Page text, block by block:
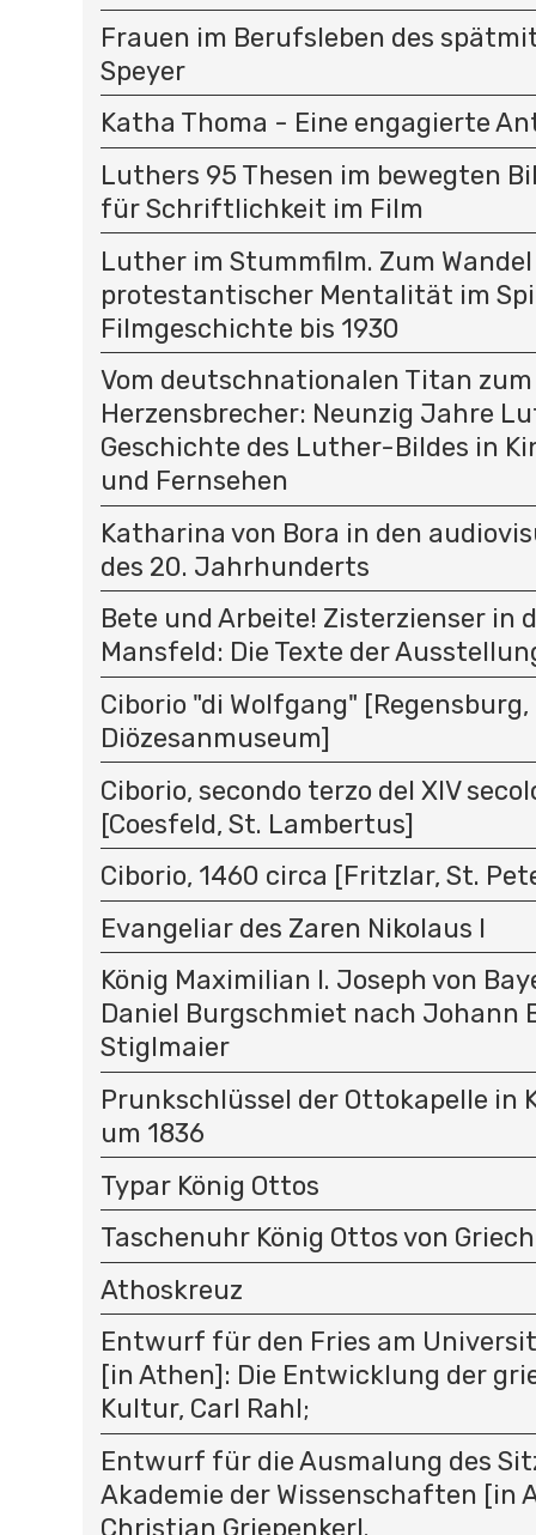
Frauen im Berufsleben des
Speyer
Katha Thoma - Eine engagierte
Luthers 95 Thesen im bewegten
für Schriftlichkeit im Film
Luther im Stummfilm. Zum Wandel
protestantischer Mentalität im
Filmgeschichte bis 1930
Vom deutschnationalen Titan zum
Herzensbrecher: Neunzig Jahre
Geschichte des Luther-Bildes in
und Fernsehen
Katharina von Bora in den
des 20. Jahrhunderts
Bete und Arbeite! Zisterzienser in
Mansfeld: Die Texte der
Ciborio "di Wolfgang" [Regensburg,
Diözesanmuseum]
Ciborio, secondo terzo del XIV
[Coesfeld, St. Lambertus]
Ciborio, 1460 circa [Fritzlar, St.
Evangeliar des Zaren Nikolaus I
König Maximilian I. Joseph von
Daniel Burgschmiet nach Johann
Stiglmaier
Prunkschlüssel der Ottokapelle in
um 1836
Typar König Ottos
Taschenuhr König Ottos von
Athoskreuz
Entwurf für den Fries am
[in Athen]: Die Entwicklung der
Kultur, Carl Rahl;
Entwurf für die Ausmalung des
Akademie der Wissenschaften [in
Christian Griepenkerl.